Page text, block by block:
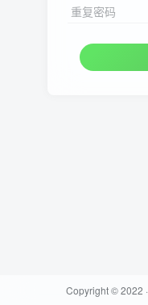
重复密码
Copyright © 2022 ·